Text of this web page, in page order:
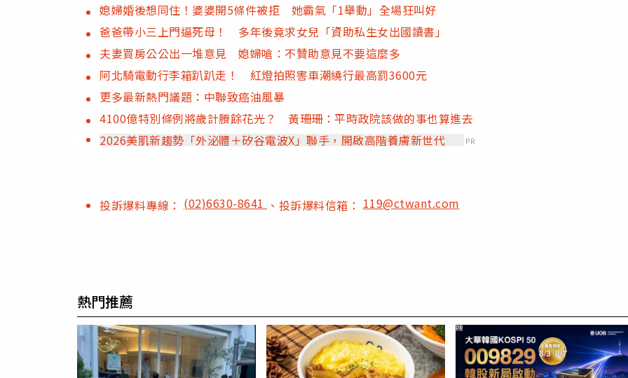
媳婦婚後想同住！婆婆開5條件被拒 她霸氣「1舉動」全場狂叫好
爸爸帶小三上門逼死母！ 多年後竟求女兒「資助私生女出國讀書」
夫妻買房公公出一堆意見 媳婦嗆：不贊助意見不要這麼多
阿北騎電動行李箱趴趴走！ 紅燈拍照害車潮繞行最高罰3600元
更多最新熱門議題：中聯致癌油風暴
4100億特別條例將歲計賸餘花光？ 黃珊珊：平時政院該做的事也算進去
2026美肌新趨勢「外泌體＋矽谷電波X」聯手，開啟高階養膚新世代
PR
投訴爆料專線： (02)6630-8641 、投訴爆料信箱：119@ctwant.com
熱門推薦
PR